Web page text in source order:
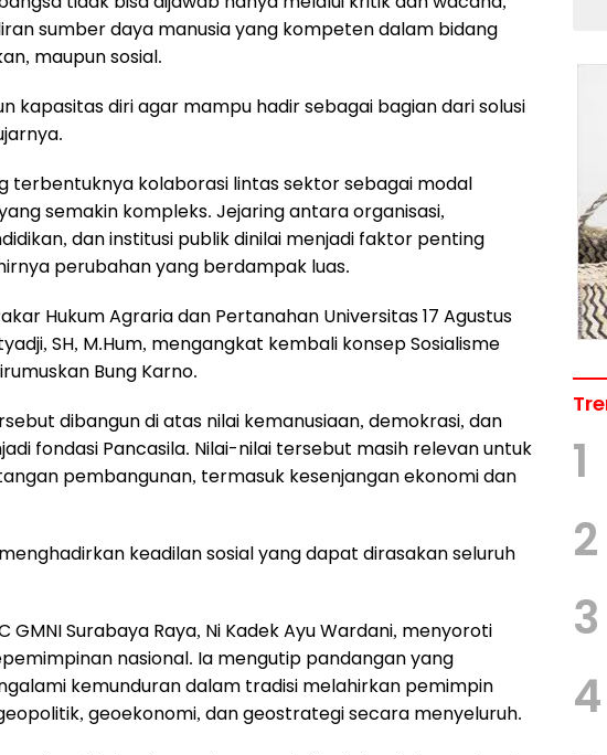
sumber daya manusia yang kompeten dalam bidang
maupun sosial.
kapasitas diri agar mampu hadir sebagai bagian dari solusi
terbentuknya kolaborasi lintas sektor sebagai modal
semakin kompleks. Jejaring antara organisasi,
dan institusi publik dinilai menjadi faktor penting
perubahan yang berdampak luas.
Hukum Agraria dan Pertanahan Universitas 17 Agustus
SH, M.Hum, mengangkat kembali konsep Sosialisme
Bung Karno.
dibangun di atas nilai kemanusiaan, demokrasi, dan
fondasi Pancasila. Nilai-nilai tersebut masih relevan untuk
pembangunan, termasuk kesenjangan ekonomi dan
keadilan sosial yang dapat dirasakan seluruh
GMNI Surabaya Raya, Ni Kadek Ayu Wardani, menyoroti
nasional. Ia mengutip pandangan yang
kemunduran dalam tradisi melahirkan pemimpin
geoekonomi, dan geostrategi secara menyeluruh.
1
2
3
4